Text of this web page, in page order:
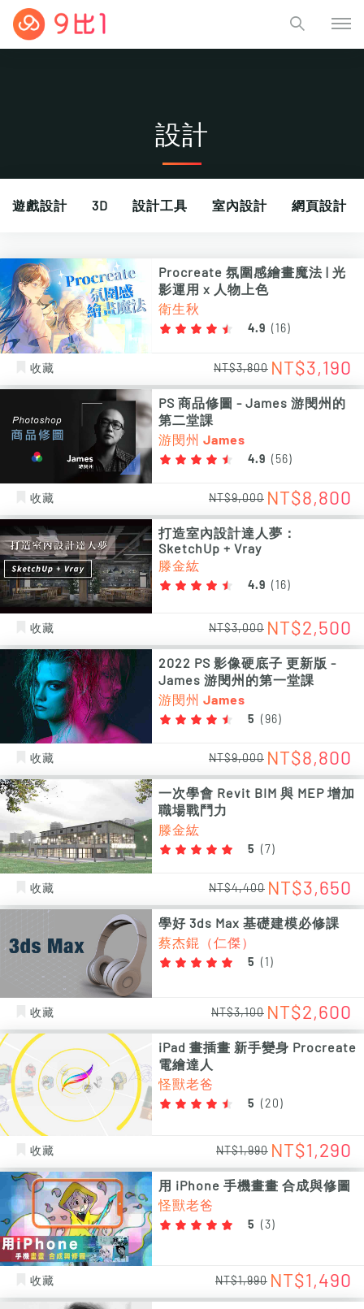
設計
遊戲設計 3D 設計工具 室內設計 網頁設計
電繪
動畫製作
Procreate 氛圍感繪畫魔法 | 光
影運用 x 人物上色
衛生秋
4.9 ( 16 )
收藏 NT$3,800 NT$3,190
PS 商品修圖 - James 游閔州的
第二堂課
游閔州 James
4.9 ( 56 )
收藏 NT$9,000 NT$8,800
打造室內設計達人夢：
SketchUp + Vray
滕金紘
4.9 ( 16 )
收藏 NT$3,000 NT$2,500
2022 PS 影像硬底子 更新版 -
James 游閔州的第一堂課
游閔州 James
5 ( 96 )
收藏 NT$9,000 NT$8,800
一次學會 Revit BIM 與 MEP 增加
職場戰鬥力
滕金紘
5 ( 7 )
收藏 NT$4,400 NT$3,650
學好 3ds Max 基礎建模必修課
蔡杰錕（仁傑）
5 ( )
收藏 NT$3,100 NT$2,600
iPad 畫插畫 新手變身 Procreate
電繪達人
怪獸老爸
5 ( 20 )
收藏 NT$1,990 NT$1,290
用 iPhone 手機畫畫 合成與修圖
怪獸老爸
5 ( 3 )
收藏 NT$1,990 NT$1,490